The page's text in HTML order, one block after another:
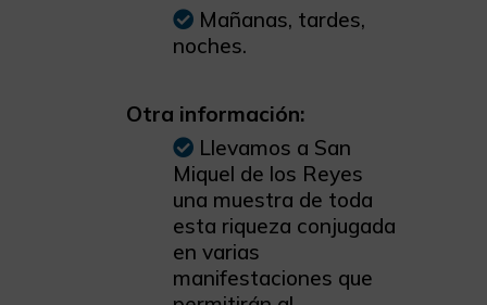
Mañanas, tardes,
noches.
Otra información:
Llevamos a San
Miquel de los Reyes
una muestra de toda
esta riqueza conjugada
en varias
manifestaciones que